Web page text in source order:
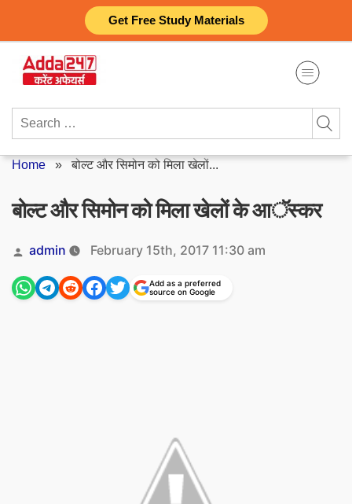
Get Free Study Materials
content
Search
Home »बोल्ट और सिमोन को मिला खेलों...
बोल्ट और सिमोन को मिला खेलों के आॅस्कर
Posted
by
admin February 15th, 2017 11:30 am
Add as a preferred
source on Google